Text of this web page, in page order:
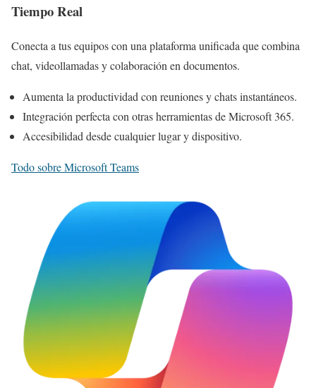
Tiempo Real
Conecta a tus equipos con una plataforma unificada que combina
chat, videollamadas y colaboración en documentos.
Aumenta la productividad con reuniones y chats instantáneos.
Integración perfecta con otras herramientas de Microsoft 365.
Accesibilidad desde cualquier lugar y dispositivo.
Todo sobre Microsoft Teams